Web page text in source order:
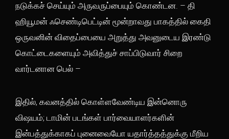
நடுக்கச் செய்யும் அருவருப்பையும் கொண்டன. – தி
ஹியூமன் ஃசெண்டிபெட்டின் மூன்றாவது பாகத்தில் கைதி
ஒருவனின் விதைப்பையை அறுத்து அவனுடைய இரண்டு
கொட்டைகளையும் அவித்துச் சாப்பிடுவார் சிறை
வார்டனான பெல் –
இதில், கவனத்தில் கொள்ளவேண்டிய இன்னொரு
விஷயம்; டாமின் படங்கள் பார்வையாளர்களின்
இன்பத்துக்காகப் புனைவையோ யதார்த்தத்துக்கு மீறிய